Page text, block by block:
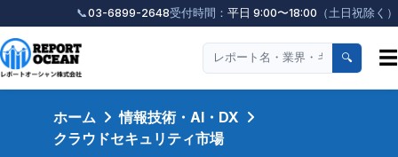
📞03-6899-2648受付時間： 平日 9:00〜18:00 （土日祝除く）
🔍 ☰
ホーム
情報技術・AI・DX
クラウドセキュリティ市場